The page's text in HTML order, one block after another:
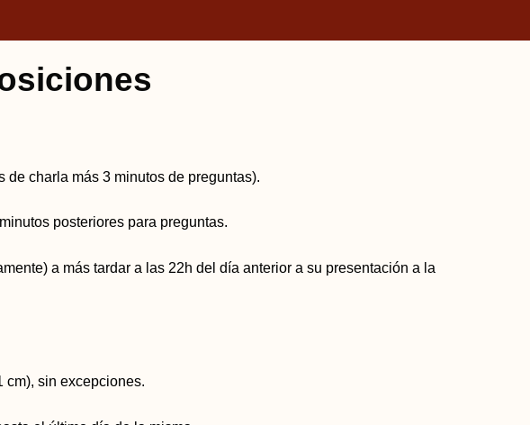
de charla más 3 minutos de preguntas).
posteriores para preguntas.
a más tardar a las 22h del día anterior a su presentación a la
cm), sin excepciones.